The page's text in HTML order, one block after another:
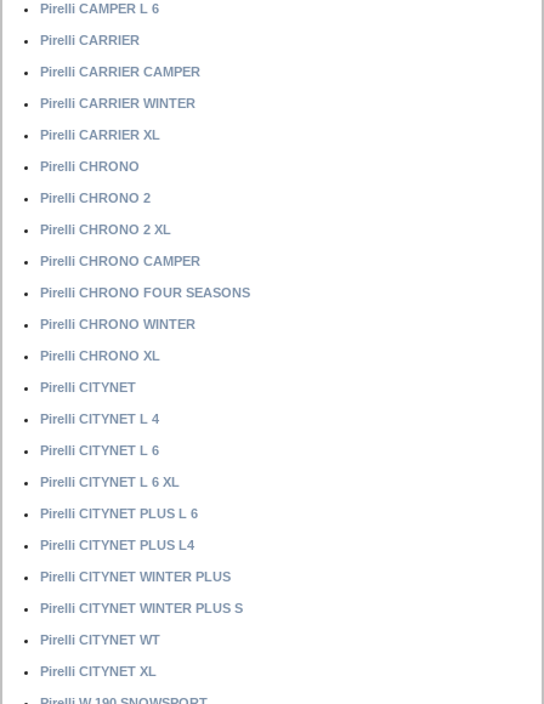
Pirelli CAMPER L 6
Pirelli CARRIER
Pirelli CARRIER CAMPER
Pirelli CARRIER WINTER
Pirelli CARRIER XL
Pirelli CHRONO
Pirelli CHRONO 2
Pirelli CHRONO 2 XL
Pirelli CHRONO CAMPER
Pirelli CHRONO FOUR SEASONS
Pirelli CHRONO WINTER
Pirelli CHRONO XL
Pirelli CITYNET
Pirelli CITYNET L 4
Pirelli CITYNET L 6
Pirelli CITYNET L 6 XL
Pirelli CITYNET PLUS L 6
Pirelli CITYNET PLUS L4
Pirelli CITYNET WINTER PLUS
Pirelli CITYNET WINTER PLUS S
Pirelli CITYNET WT
Pirelli CITYNET XL